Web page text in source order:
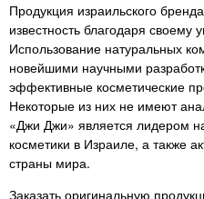
Продукция израильского
известность благодаря своему
Использование натуральных
новейшими научными
эффективные косметические
Некоторые из них не имеют
«Джи Джи» является лидером
косметики в Израиле, а также
страны мира.
Заказать оригинальную